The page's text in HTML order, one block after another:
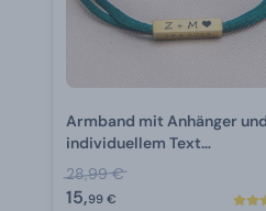
Armband mit Anhänger und
individuellem Text
(Doppelspitze)
28,99 €
15,99 €